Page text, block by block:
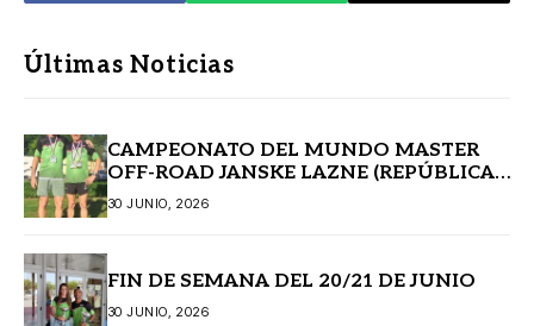
Últimas Noticias
CAMPEONATO DEL MUNDO MASTER
OFF-ROAD JANSKE LAZNE (REPÚBLICA
CHECA)
30 JUNIO, 2026
FIN DE SEMANA DEL 20/21 DE JUNIO
30 JUNIO, 2026